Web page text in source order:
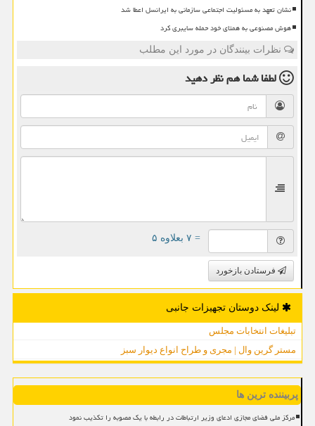
نشان تعهد به مسئولیت اجتماعی سازمانی به ایرانسل اعطا شد
هوش مصنوعی به همتای خود حمله سایبری کرد
نظرات بینندگان در مورد این مطلب
لطفا شما همنظر دهید
= ۷ بعلاوه ۵
فرستادن بازخورد
لینک دوستان تجهیزات جانبی
تبلیغات انتخابات مجلس
مستر گرین وال | مجری و طراح انواع دیوار سبز
پربیننده ترین ها
مرکز ملی فضای مجازی ادعای وزیر ارتباطات در رابطه با یک مصوبه را تکذیب نمود